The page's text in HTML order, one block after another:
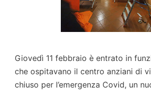
Giovedì 11 febbraio è entrato in
che ospitavano il centro anziani di
chiuso per l’emergenza Covid, un